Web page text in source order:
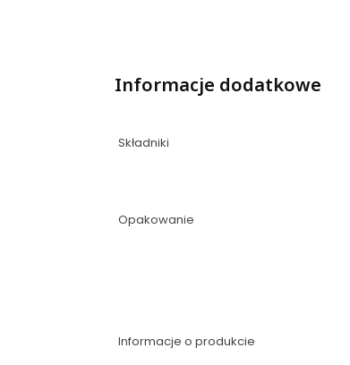
Informacje dodatkowe
Składniki
Opakowanie
Informacje o produkcie